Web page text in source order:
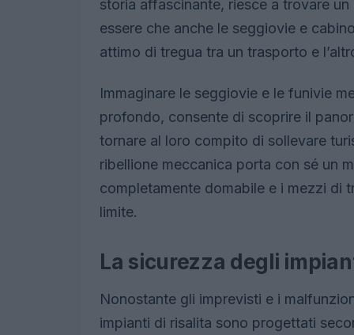
storia affascinante, riesce a trovare
essere che anche le seggiovie e
attimo di tregua tra un trasporto e
Immaginare le seggiovie e le funivie
profondo, consente di scoprire il
tornare al loro compito di sollevare
ribellione meccanica porta con sé un
completamente domabile e i mezzi di
limite.
La sicurezza degli
Nonostante gli imprevisti e i
impianti di risalita sono progettati